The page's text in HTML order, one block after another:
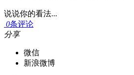
说说你的看法...
0条评论
分享
微信
新浪微博